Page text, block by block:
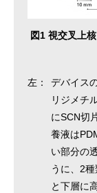
図1 視交叉上
左：
デバイス
リジメチ
にSCN切
養液は
い部分の
うに、2
と下層に